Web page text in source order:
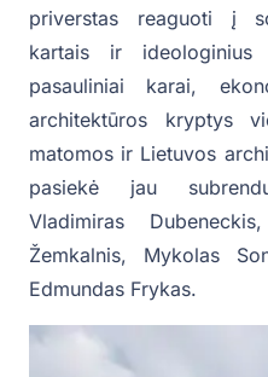
priverstas reaguoti į
kartais ir
pasauliniai karai,
architektūros kryptys
matomos ir Lietuvos
pasiekė jau
Vladimiras
Žemkalnis, Mykolas
Edmundas Frykas.